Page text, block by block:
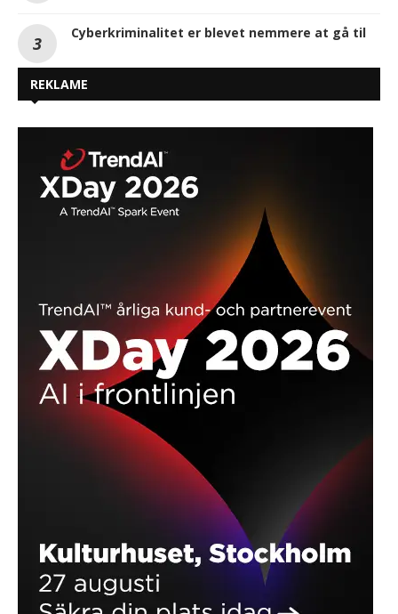
Cyberkriminalitet er blevet nemmere at gå til
REKLAME